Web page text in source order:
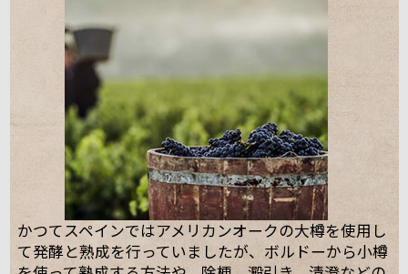
かつてスペインではアメリカンオークの大樽を使用し
て発酵と熟成を行っていましたが、ボルドーから小樽